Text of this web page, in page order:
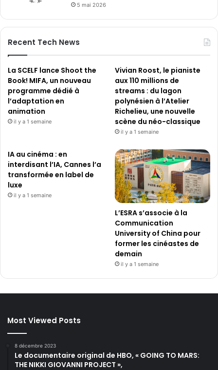
5 mai 2026
Recent Tech News
La SCELF lance Shoot the
Book! MIFA, un nouveau
programme dédié à
l’adaptation en
animation
il y a 1 semaine
Vivian Roost, le pianiste
aux 110 millions de
streams : du lagon
polynésien à l’Atelier
Richelieu, une nouvelle
scène du néo-classique
il y a 1 semaine
IA au cinéma : en
interdisant l’IA, Cannes l’a
transformée en label de
luxe
il y a 1 semaine
L’ESRA s’associe à la
Communication
University of China pour
former les cinéastes de
demain
il y a 1 semaine
Most Viewed Posts
8 décembre 2023
Le documentaire original de HBO, « GOING TO MARS:
THE NIKKI GIOVANNI PROJECT »,